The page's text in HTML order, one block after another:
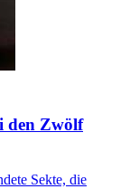
den Zwölf
Sekte, die